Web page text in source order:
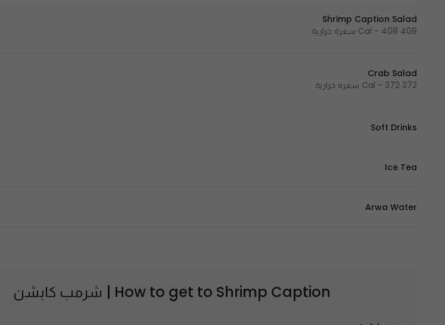
Shrimp Caption Salad
408 Cal - 408 سعرة حرارية
Crab Salad
372 Cal - 372 سعرة حرارية
Soft Drinks
Ice Tea
Arwa Water
How to get to Shrimp Caption | شرمب كابشن